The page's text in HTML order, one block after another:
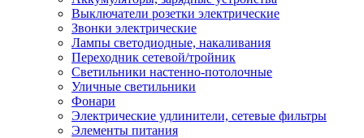
Выключатели розетки электрические
Звонки электрические
Лампы светодиодные, накаливания
Переходник сетевой/тройник
Светильники настенно-потолочные
Уличные светильники
Фонари
Электрические удлинители, сетевые фильтры
Элементы питания